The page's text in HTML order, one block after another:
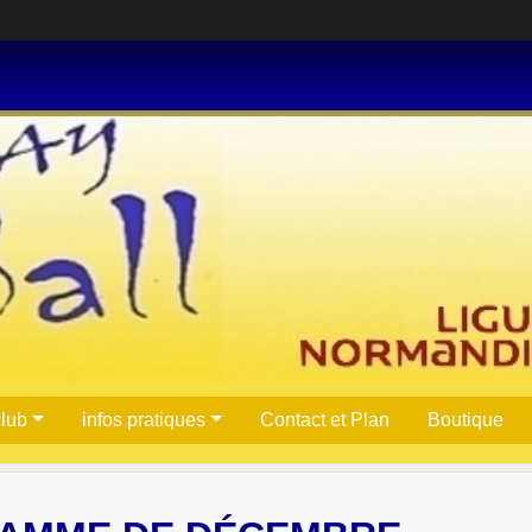
infos pratiques Contact et Plan Boutique